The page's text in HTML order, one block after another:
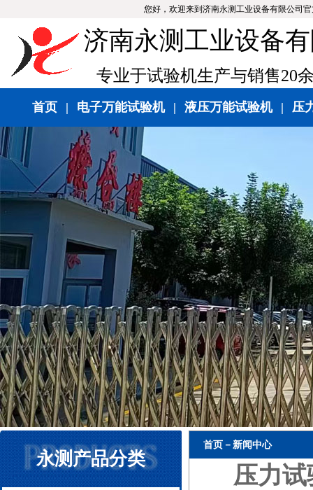
您好，欢迎来到济南永测工业设备有限公司
济南永测工业设备
专业于试验机生产与销售20
首页 | 电子万能试验机 | 液压万能试验机 | 压
永测产品分类
首页－新闻中心
压力